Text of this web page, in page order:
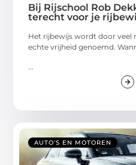
Bij Rijschool Rob
terecht voor je
Het rijbewijs wordt door veel
echte vrijheid genoemd.
AUTO'S EN MOTOREN